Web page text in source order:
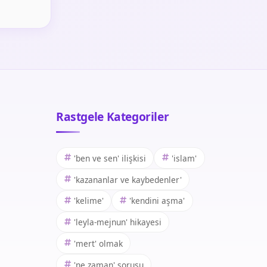
Rastgele Kategoriler
'ben ve sen' ilişkisi
'islam'
'kazananlar ve kaybedenler'
'kelime'
'kendini aşma'
'leyla-mejnun' hikayesi
'mert' olmak
'ne zaman' sorusu